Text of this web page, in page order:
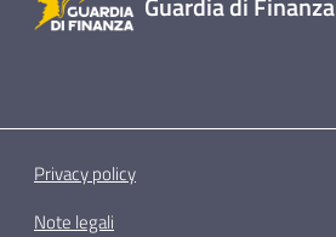
Privacy policy
Note legali